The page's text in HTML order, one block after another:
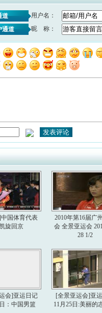
道 用户名：
通道
昵 称：
国体育代表
旋回京
2010年第16届广
会 全景亚运会
28 1/2
会]亚运日记
：中国男篮
[全景亚运会]亚
11月25日:美丽的